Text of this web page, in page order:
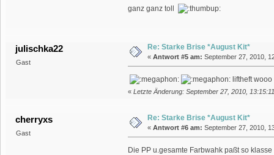
ganz ganz toll
julischka22
Gast
Re: Starke Brise *August Kit*
« Antwort #5 am: September 27, 2010,
liftheft wooo
« Letzte Änderung: September 27, 2010,
cherryxs
Gast
Re: Starke Brise *August Kit*
« Antwort #6 am: September 27, 2010,
Die PP u.gesamte Farbwahk paßt so